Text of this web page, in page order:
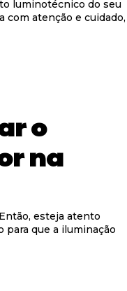
luminotécnico do seu
com atenção e cuidado,
o
na
esteja atento
que a iluminação